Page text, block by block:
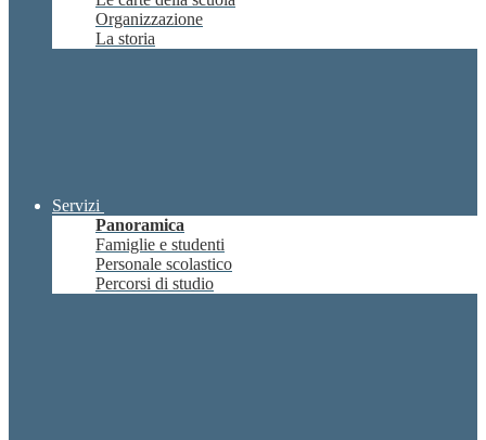
Organizzazione
La storia
Servizi
Panoramica
Famiglie e studenti
Personale scolastico
Percorsi di studio